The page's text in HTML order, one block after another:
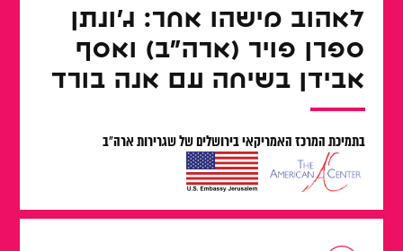
לאהוב מישהו אחר: ג'ונתן
ספרן פויר (ארה"ב) ואסף
אבידן בשיחה עם אנה בורד
בתמיכת המרכז האמריקאי בירושלים של שגרירות ארה"ב